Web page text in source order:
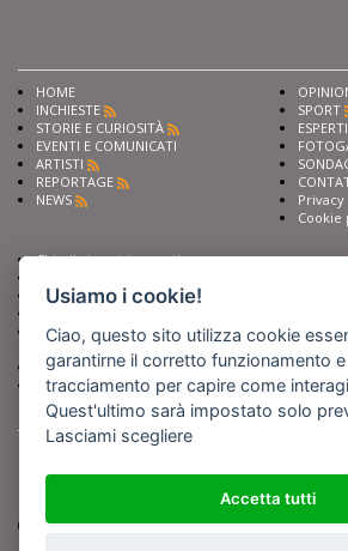
HOME
INCHIESTE
STORIE E CURIOSITÀ
EVENTI E COMUNICATI
ARTISTI
REPORTAGE
NEWS
SPORT
ESPERTI
Privacy
Chiedi ai nostri esperti
Fai pubblicità con noi
Iscriviti al nostro corso di
giornalismo
Compra i nostri libri
Entra in Barinedita Map
Copyright BARIREPORT s.a.s. All rights reserved -
logo di Barinedita sono state commissionate da
detiene i Diritti d'Autore e sono state prodotte
(tranne che non vi sia uno specifico anno di scatto
Usiamo i cookie!
Ciao, questo sito utilizza cookie
garantirne il corretto funzionamento
tracciamento per capire come
Quest'ultimo sarà impostato solo
Lasciami scegliere
Accetta tutti